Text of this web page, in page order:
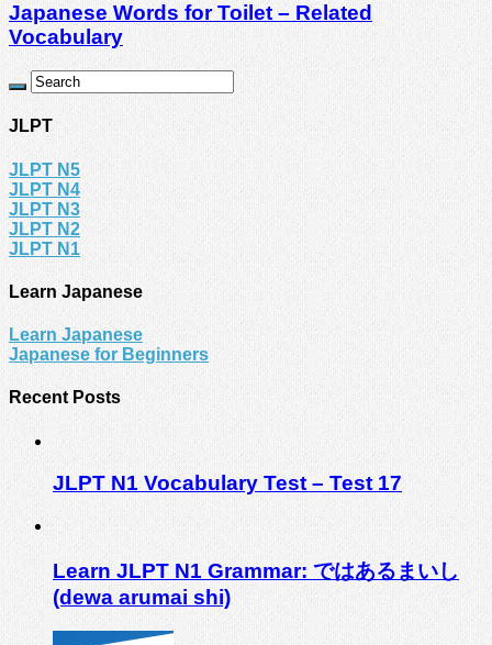
Japanese Words for Toilet – Related
Vocabulary
JLPT
JLPT N5
JLPT N4
JLPT N3
JLPT N2
JLPT N1
Learn Japanese
Learn Japanese
Japanese for Beginners
Recent Posts
JLPT N1 Vocabulary Test – Test 17
Learn JLPT N1 Grammar: ではあるまいし
(dewa arumai shi)